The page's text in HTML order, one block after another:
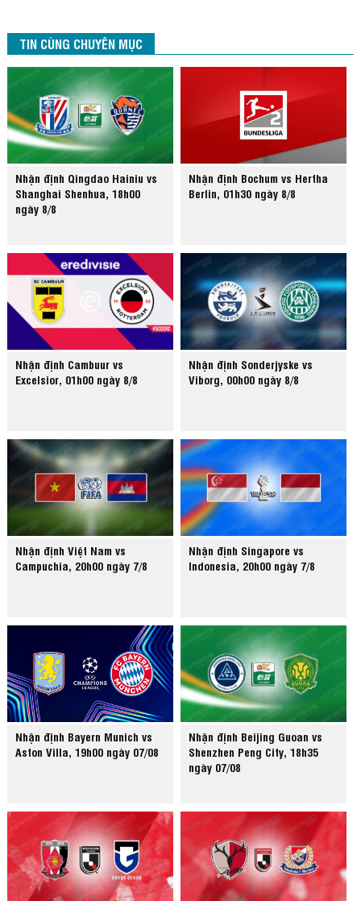
TIN CÙNG CHUYÊN MỤC
Nhận định Qingdao Hainiu vs
Shanghai Shenhua, 18h00
ngày 8/8
Nhận định Bochum vs Hertha
Berlin, 01h30 ngày 8/8
Nhận định Cambuur vs
Excelsior, 01h00 ngày 8/8
Nhận định Sonderjyske vs
Viborg, 00h00 ngày 8/8
Nhận định Việt Nam vs
Campuchia, 20h00 ngày 7/8
Nhận định Singapore vs
Indonesia, 20h00 ngày 7/8
Nhận định Bayern Munich vs
Aston Villa, 19h00 ngày 07/08
Nhận định Beijing Guoan vs
Shenzhen Peng City, 18h35
ngày 07/08